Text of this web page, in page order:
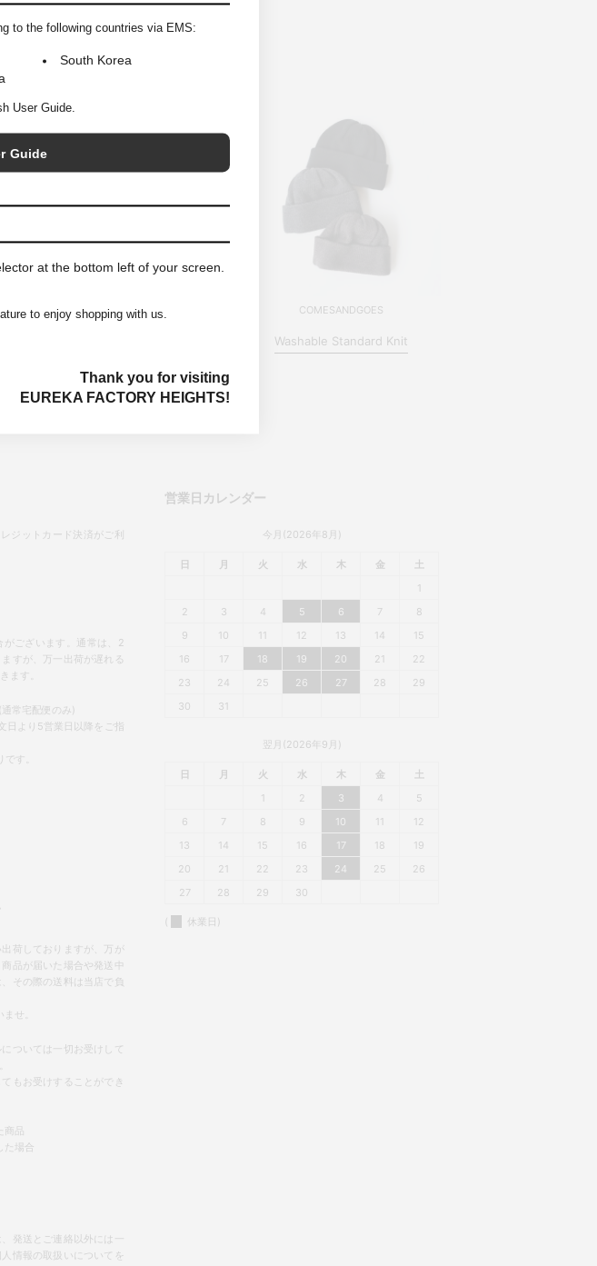
to the following countries via EMS:
South Korea
User Guide.
Guide
at the bottom left of your screen.
to enjoy shopping with us.
Thank you for visiting
EUREKA FACTORY HEIGHTS!
LIKE
COMESANDGOES COMESANDGOES
Washable Standard Knit
ジットカード決済がご利
ございます。通常は、2
すが、万一出荷が遅れる
ます。
常宅配便のみ)
日より5営業日以降をご指
す。
荷しておりますが、万が
品が届いた場合や発送中
その際の送料は当店で負
せ。
ついては一切お受けして
もお受けすることができ
品
た場合
発送とご連絡以外には一
情報の取扱いについてを
営業日カレンダー
今月(2026年8月)
日 月 火 水 木 金
土
1
2
3 4 5 6 7
8
9
10 11 12 13 14
15
16
17 18 19 20 21
22
23
24 25 26 27 28
29
30
31
翌月(2026年9月)
日 月 火 水 木 金
土
1
2 3 4
5
6
7 8 9 10 11
12
13
14 15 16 17 18
19
20
21 22 23 24 25
26
27
28 29 30
( 休業日)